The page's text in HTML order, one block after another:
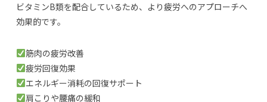
ビタミンB類を配合しているため、より疲労へのアプローチへ
効果的です。
筋肉の疲労改善
疲労回復効果
エネルギー消耗の回復サポート
肩こりや腰痛の緩和